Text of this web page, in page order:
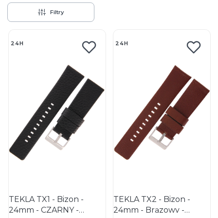
Filtry
24H
TEKLA TX1 - Bizon -
24mm - CZARNY -
24H
TEKLA TX2 - Bizon -
24mm - Brązowy -